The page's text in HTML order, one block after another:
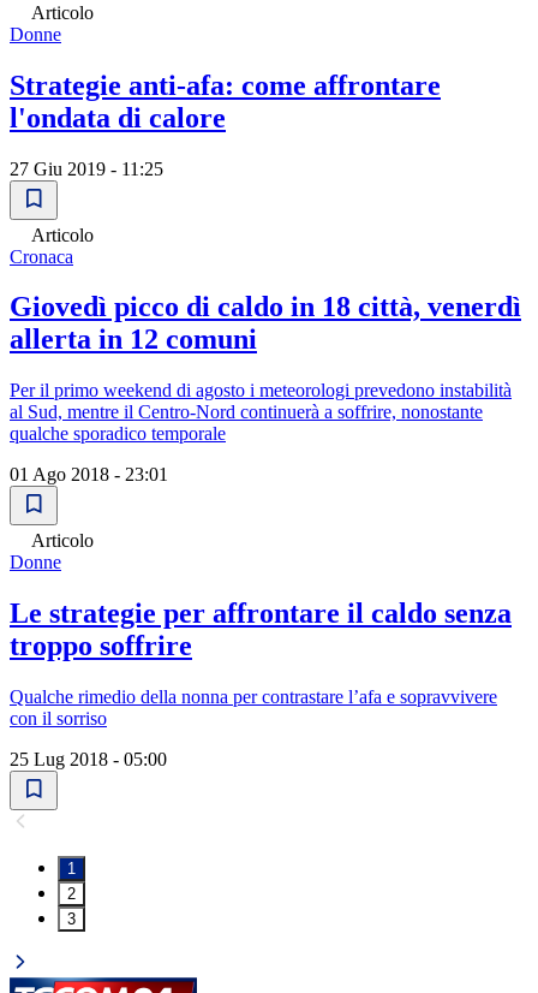
Articolo
Donne
Strategie anti-afa: come affrontare
l'ondata di calore
27 Giu 2019 - 11:25
Articolo
Cronaca
Giovedì picco di caldo in 18 città, venerdì
allerta in 12 comuni
Per il primo weekend di agosto i meteorologi prevedono instabilità
al Sud, mentre il Centro-Nord continuerà a soffrire, nonostante
qualche sporadico temporale
01 Ago 2018 - 23:01
Articolo
Donne
Le strategie per affrontare il caldo senza
troppo soffrire
Qualche rimedio della nonna per contrastare l’afa e sopravvivere
con il sorriso
25 Lug 2018 - 05:00
1
2
3